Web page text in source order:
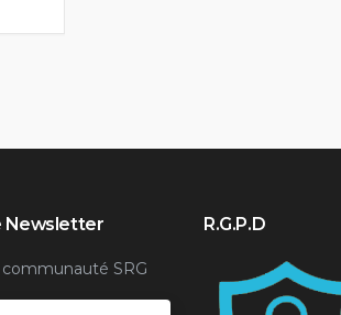
Newsletter
SRG
R.G.P.D